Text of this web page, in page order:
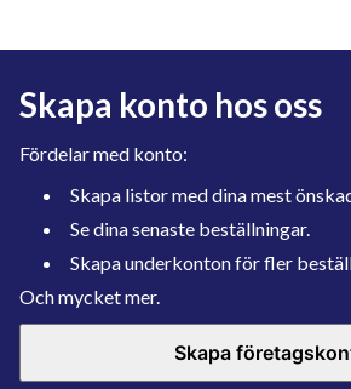
Skapa konto hos oss
Fördelar med konto:
Skapa listor med dina mest
Se dina senaste beställningar.
Skapa underkonton för fler
Och mycket mer.
Skapa